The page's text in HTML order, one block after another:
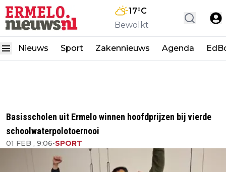
17°C
Bewolkt
Nieuws Sport Zakennieuws Agenda
Basisscholen uit Ermelo winnen hoofdprijzen bij vierde
schoolwaterpolotoernooi
01 FEB , 9:06•SPORT